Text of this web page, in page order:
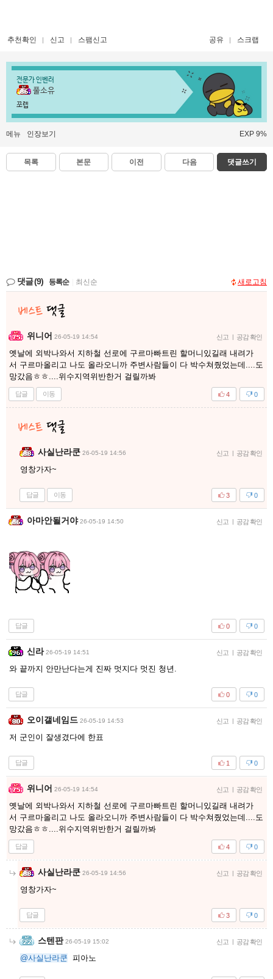
추천확인 신고 스팸신고 공유 스크랩
전문가 인벤러
풀소유
쪼렙
메뉴 인장보기 EXP 9%
목록 본문 이전 다음 댓글쓰기
댓글(9) 등록순 최신순 새로고침
위니어 26-05-19 14:54 신고 공감 확인
옛날에 외박나와서 지하철 선로에 구르마빠트린 할머니있길래 내려가
서 구르마올리고 나도 올라오니까 주변사람들이 다 박수쳐줬었는데....도
망갔음ㅎㅎ....위수지역위반한거 걸릴까봐
답글 이동 0
4
사실난라쿤 26-05-19 14:56 신고 공감 확인
영창가자~
답글 이동 0
3
아마안될거야 26-05-19 14:50 신고 공감 확인
답글 0
0
신라 26-05-19 14:51 신고 공감 확인
와 끝까지 안만난다는게 진짜 멋지다 멋진 청년.
답글 0
0
오이갤네임드 26-05-19 14:53 신고 공감 확인
저 군인이 잘생겼다에 한표
답글 0
1
위니어 26-05-19 14:54 신고 공감 확인
옛날에 외박나와서 지하철 선로에 구르마빠트린 할머니있길래 내려가
서 구르마올리고 나도 올라오니까 주변사람들이 다 박수쳐줬었는데....도
망갔음ㅎㅎ....위수지역위반한거 걸릴까봐
답글 0
4
사실난라쿤 26-05-19 14:56 신고 공감 확인
영창가자~
답글 0
3
스텐판 26-05-19 15:02 신고 공감 확인
@사실난라쿤 피아노